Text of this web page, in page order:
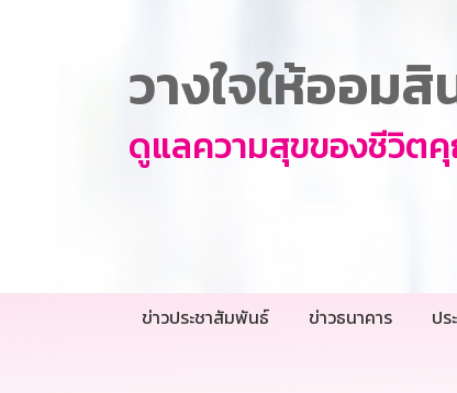
วางใจให้ออมสิ
ดูแลความสุขของชีวิต
ข่าวประชาสัมพันธ์ ข่าวธนาคาร ปร